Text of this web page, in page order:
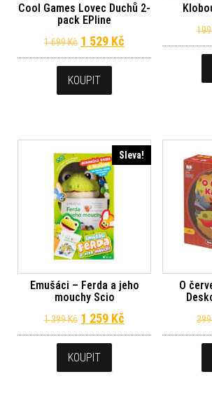
Cool Games Lovec Duchů 2-
pack EPline
1 699Kč Původní cena byla: 1 699
1 529 Kč
KOUPIT
Sleva!
Emušáci – Ferda a jeho
mouchy Scio
1 399Kč Původní cena byla: 1 399
1 259 Kč Aktuální cena
KOUPIT
O